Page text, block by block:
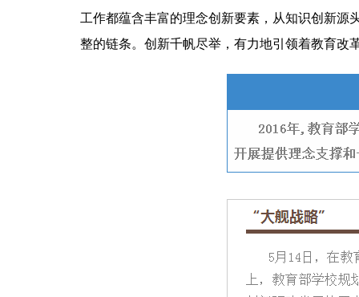
工作都蕴含丰富的理念创新要素，从知识创新源
整的链条。创新千帆尽举，有力地引领着教育改